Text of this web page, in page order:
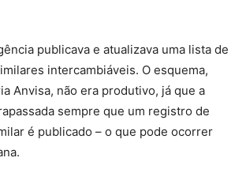
publicava e atualizava uma lista de
intercambiáveis. O esquema,
Anvisa, não era produtivo, já que a
sempre que um registro de
é publicado – o que pode ocorrer